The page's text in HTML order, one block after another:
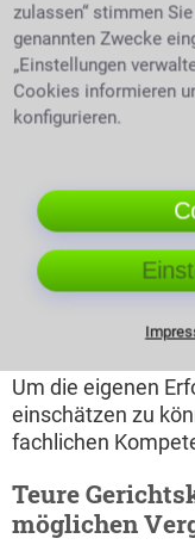
eine
Leichtes z.B.
Anwalt seinem
Einschätzung
Um die eigenen
einschätzen zu
fachlichen
Teure
möglichen
zulassen“ stimmen
genannten Zwecke
„Einstellungen
Cookies informieren
konfigurieren.